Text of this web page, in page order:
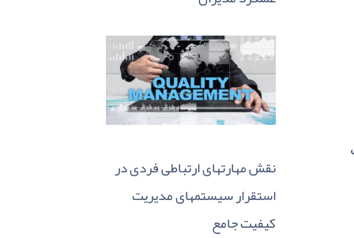
نقش مهارتهای ارتباطی فردی در
استقرار سیستمهای مدیریت
کیفیت جامع